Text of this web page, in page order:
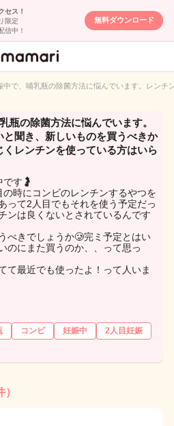
セス！
限定
信中！
無料ダウンロード
専用匿名QA
中で、哺乳瓶の除菌方法に悩んでいます。レン
瓶の除菌方法に悩んでいます。
と聞き、新しいものを買うべきか
レンチンを使っている方はいら
です🤰
時にコンビのレンチンするやつを
って2人目でもそれを使う予定だっ
ンは良くないとされているんです
べきでしょうか🥲完ミ予定とはい
のにまた買うのか、、って思っ
て最近でも使ったよ！って人いま
コンビ 妊娠中
2人目妊娠
）